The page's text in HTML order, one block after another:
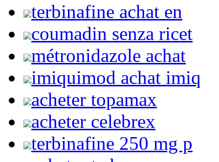
terbinafine achat en
coumadin senza ricet
métronidazole achat
imiquimod achat imiq
acheter topamax
acheter celebrex
terbinafine 250 mg p